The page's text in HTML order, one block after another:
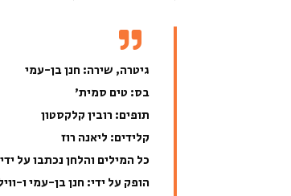
גיטרה, שירה: חנן בן-עמי
בס: טים סמית'
תופים: רובין קלקסטון
קלידים: ליאנה רוז
כל המילים והלחן נכתבו על
הופק על ידי: חנן בן-עמי ו-